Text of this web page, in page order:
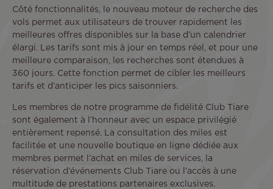
Côté fonctionnalités, le nouveau moteur de recherche des
vols permet aux utilisateurs de trouver rapidement les
meilleures offres disponibles sur la base d’un calendrier
élargi. Les tarifs sont mis à jour en temps réel, et pour une
meilleure comparaison, les recherches sont étendues à
360 jours. Cette fonction permet de cibler les meilleurs
tarifs et d’anticiper les pics saisonniers.
Les membres de notre programme de fidélité Club Tiare
sont également à l’honneur avec un espace privilégié
entièrement repensé. La consultation des miles est
facilitée et une nouvelle boutique en ligne dédiée aux
membres permet l’achat en miles de services, la
réservation d’événements Club Tiare ou l’accès à une
multitude de prestations partenaires exclusives.